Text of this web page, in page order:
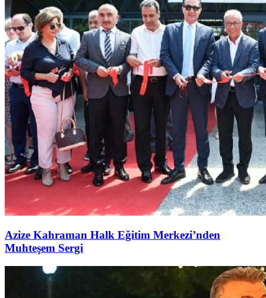
Azize Kahraman Halk Eğitim Merkezi’nden
Muhteşem Sergi